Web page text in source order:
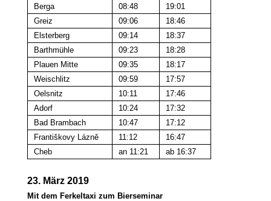
Berga
08:48
19:01
Greiz
09:06
18:46
Elsterberg
09:14
18:37
Barthmühle
09:23
18:28
Plauen Mitte
09:35
18:17
Weischlitz
09:59
17:57
Oelsnitz
10:11
17:46
Adorf
10:24
17:32
Bad Brambach
10:47
17:12
Františkovy Lázně
11:12
16:47
Cheb
an 11:21 ab 16:37
23. März 2019
Mit dem Ferkeltaxi zum Bierseminar